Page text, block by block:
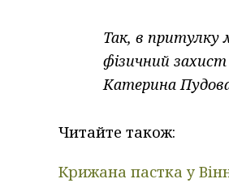
Так, в
фізичний
Катерина
Читайте також:
Крижана пастка у